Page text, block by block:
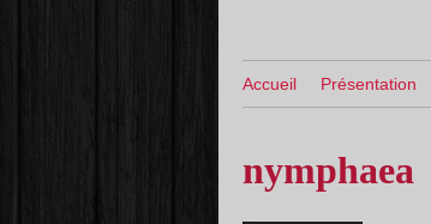
Accueil Présentation
nymphaea